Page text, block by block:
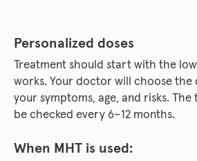
Personalized doses
Treatment should start with the
works. Your doctor will choose the
your symptoms, age, and risks.
be checked every 6–12 months.
When MHT is used: